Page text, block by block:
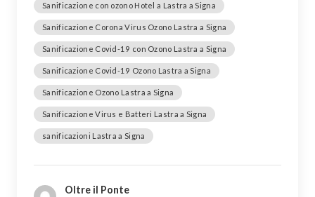
Sanificazione con ozono Hotel a Lastra a Signa
Sanificazione Corona Virus Ozono Lastra a Signa
Sanificazione Covid-19 con Ozono Lastra a Signa
Sanificazione Covid-19 Ozono Lastra a Signa
Sanificazione Ozono Lastra a Signa
Sanificazione Virus e Batteri Lastra a Signa
sanificazioni Lastra a Signa
Oltre il Ponte